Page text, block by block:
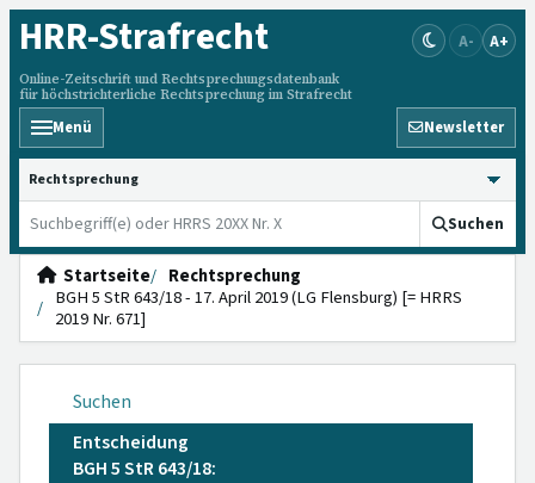
HRR-Strafrecht
Online-Zeitschrift und Rechtsprechungsdatenbank
für höchstrichterliche Rechtsprechung im Strafrecht
A- A+
Menü Newsletter
HRRS durchsuchen
Suchen
Startseite
Rechtsprechung
BGH 5 StR 643/18 - 17. April 2019 (LG Flensburg) [= HRRS
2019 Nr. 671]
Suchen
Entscheidung
BGH 5 StR 643/18: